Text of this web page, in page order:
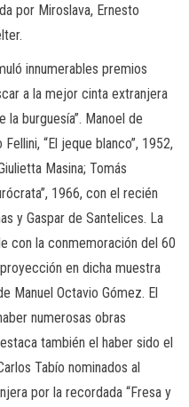
por Miroslava, Ernesto
innumerables premios
a la mejor cinta extranjera
burguesía”. Manoel de
“El jeque blanco”, 1952,
Masina; Tomás
1966, con el recién
y Gaspar de Santelices. La
con la conmemoración del 60
en dicha muestra
Manuel Octavio Gómez. El
numerosas obras
también el haber sido el
Tabío nominados al
por la recordada “Fresa y